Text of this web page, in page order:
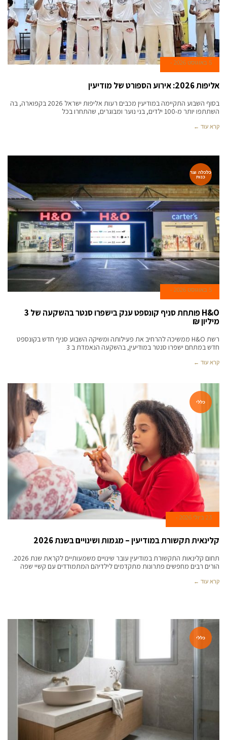
5 באוגוסט 2026
אליפות 2026: אירוע הספורט של מודיעין
בסוף השבוע התקיימה במודיעין מכבים רעות אליפות ישראל 2026 בקפוארה, בה
השתתפו יותר מ-100 ילדים, בני נוער ומבוגרים, שהתחרו בכל
קרא עוד ←
כלכלה וצר
כנות
5 באוגוסט 2026
H&O פותחת סניף קונספט ענק בישפרו סנטר בהשקעה של 3
מיליון ₪
רשת H&O ממשיכה להרחיב את פעילותה ומשיקה השבוע סניף חדש בקונספט
חדש במתחם ישפרו סנטר במודיעין, בהשקעה הנאמדת ב 3
קרא עוד ←
כללי
23 ביולי 2026
קלינאית תקשורת במודיעין – מגמות ושינויים בשנת 2026
תחום קלינאות התקשורת במודיעין עובר שינויים משמעותיים לקראת שנת 2026.
הורים רבים מחפשים פתרונות מתקדמים לילדיהם המתמודדים עם קשיי שפה
קרא עוד ←
כללי